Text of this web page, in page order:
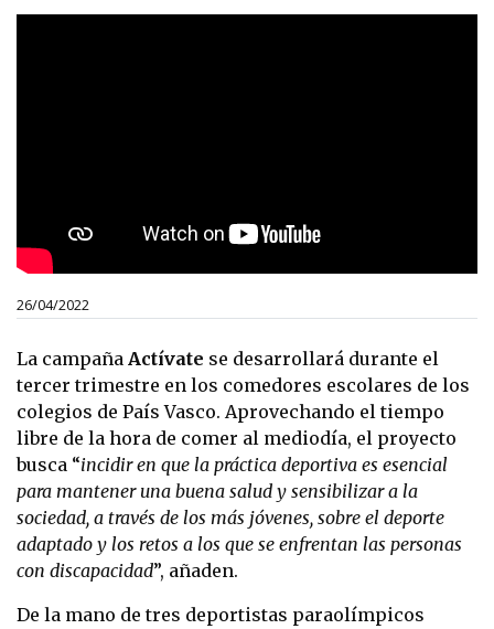
26/04/2022
La campaña Actívate se desarrollará durante el
tercer trimestre en los comedores escolares de los
colegios de País Vasco. Aprovechando el tiempo
libre de la hora de comer al mediodía, el proyecto
busca “incidir en que la práctica deportiva es esencial
para mantener una buena salud y sensibilizar a la
sociedad, a través de los más jóvenes, sobre el deporte
adaptado y los retos a los que se enfrentan las personas
con discapacidad”, añaden.
De la mano de tres deportistas paraolímpicos